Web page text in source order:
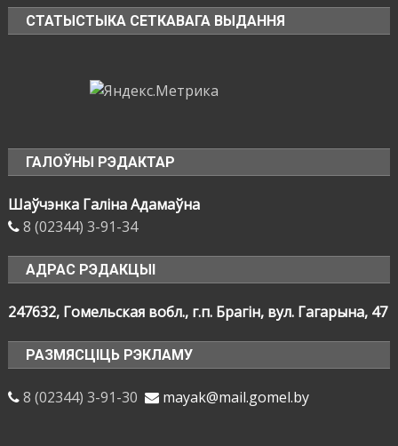
СТАТЫСТЫКА СЕТКАВАГА ВЫДАННЯ
ГАЛОЎНЫ РЭДАКТАР
Шаўчэнка Галіна Адамаўна
8 (02344) 3-91-34
АДРАС РЭДАКЦЫІ
247632, Гомельская вобл., г.п. Брагін, вул. Гагарына, 47
РАЗМЯСЦІЦЬ РЭКЛАМУ
8 (02344) 3-91-30 mayak@mail.gomel.by